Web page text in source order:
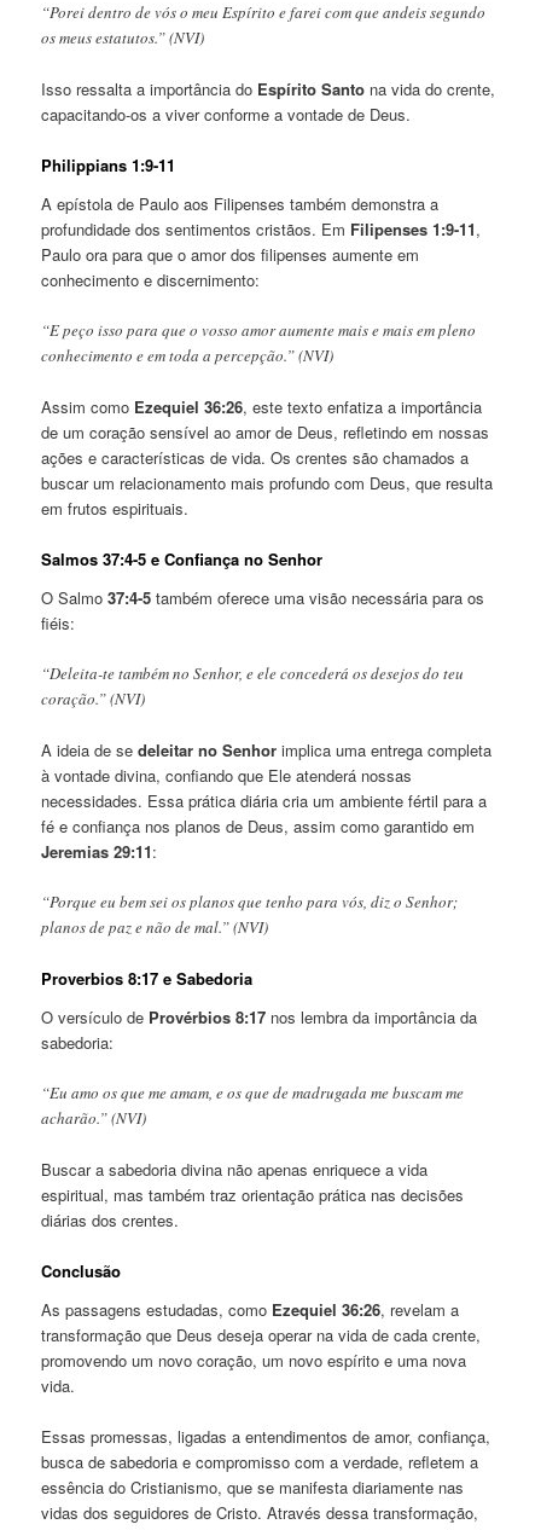
“Porei dentro de vós o meu Espírito e farei com que andeis segundo
os meus estatutos.” (NVI)
Isso ressalta a importância do Espírito Santo na vida do crente,
capacitando-os a viver conforme a vontade de Deus.
Philippians 1:9-11
A epístola de Paulo aos Filipenses também demonstra a
profundidade dos sentimentos cristãos. Em Filipenses 1:9-11,
Paulo ora para que o amor dos filipenses aumente em
conhecimento e discernimento:
“E peço isso para que o vosso amor aumente mais e mais em pleno
conhecimento e em toda a percepção.” (NVI)
Assim como Ezequiel 36:26, este texto enfatiza a importância
de um coração sensível ao amor de Deus, refletindo em nossas
ações e características de vida. Os crentes são chamados a
buscar um relacionamento mais profundo com Deus, que resulta
em frutos espirituais.
Salmos 37:4-5 e Confiança no Senhor
O Salmo37:4-5 também oferece uma visão necessária para os
fiéis:
“Deleita-te também no Senhor, e ele concederá os desejos do teu
coração.” (NVI)
A ideia de sedeleitar no Senhor implica uma entrega completa
à vontade divina, confiando que Ele atenderá nossas
necessidades. Essa prática diária cria um ambiente fértil para a
fé e confiança nos planos de Deus, assim como garantido em
Jeremias 29:11:
“Porque eu bem sei os planos que tenho para vós, diz o Senhor;
planos de paz e não de mal.” (NVI)
Proverbios 8:17 e Sabedoria
O versículo de Provérbios 8:17 nos lembra da importância da
sabedoria:
“Eu amo os que me amam, e os que de madrugada me buscam me
acharão.” (NVI)
Buscar a sabedoria divina não apenas enriquece a vida
espiritual, mas também traz orientação prática nas decisões
diárias dos crentes.
Conclusão
As passagens estudadas, como Ezequiel 36:26, revelam a
transformação que Deus deseja operar na vida de cada crente,
promovendo um novo coração, um novo espírito e uma nova
vida.
Essas promessas, ligadas a entendimentos de amor, confiança,
busca de sabedoria e compromisso com a verdade, refletem a
essência do Cristianismo, que se manifesta diariamente nas
vidas dos seguidores de Cristo. Através dessa transformação,